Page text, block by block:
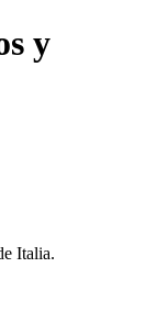
y
Italia.